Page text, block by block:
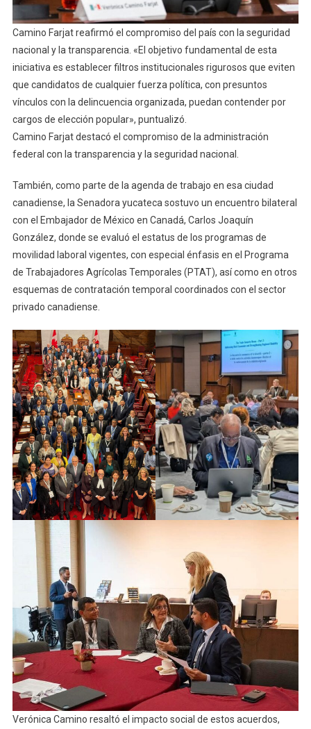
Camino Farjat reafirmó el compromiso del país con la seguridad
nacional y la transparencia. «El objetivo fundamental de esta
iniciativa es establecer filtros institucionales rigurosos que eviten
que candidatos de cualquier fuerza política, con presuntos
vínculos con la delincuencia organizada, puedan contender por
cargos de elección popular», puntualizó.
Camino Farjat destacó el compromiso de la administración
federal con la transparencia y la seguridad nacional.
También, como parte de la agenda de trabajo en esa ciudad
canadiense, la Senadora yucateca sostuvo un encuentro bilateral
con el Embajador de México en Canadá, Carlos Joaquín
González, donde se evaluó el estatus de los programas de
movilidad laboral vigentes, con especial énfasis en el Programa
de Trabajadores Agrícolas Temporales (PTAT), así como en otros
esquemas de contratación temporal coordinados con el sector
privado canadiense.
Verónica Camino resaltó el impacto social de estos acuerdos,